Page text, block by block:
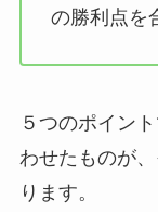
の勝利点を
５つのポイン
わせたものが
ります。